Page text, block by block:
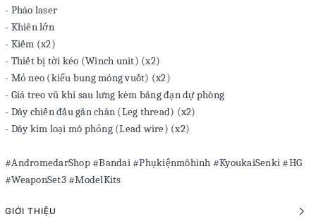
- Pháo laser
- Khiên lớn
- Kiếm (x2)
- Thiết bị tời kéo (Winch unit) (x2)
- Mỏ neo (kiểu bung móng vuốt) (x2)
- Giá treo vũ khí sau lưng kèm băng đạn dự phòng
- Dây chiến đấu gắn chân (Leg thread) (x2)
- Dây kim loại mô phỏng (Lead wire) (x2)
#AndromedarShop #Bandai #Phụkiệnmôhình #KyoukaiSenki #HG
#WeaponSet3 #ModelKits
GIỚI THIỆU